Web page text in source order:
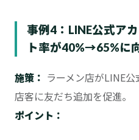
事例4：LINE公式ア
ト率が40%→65%に
施策： ラーメン店がLINE
店客に友だち追加を促進。
ポイント：